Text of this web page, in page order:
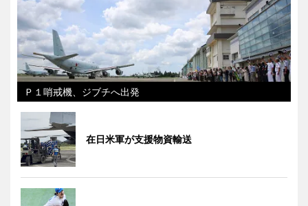
Ｐ１哨戒機、ジブチへ出発
在日米軍が支援物資輸送